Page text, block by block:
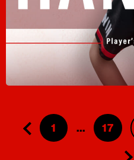
1 … 17